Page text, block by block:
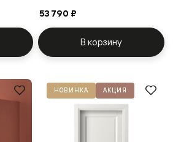
53 790 ₽
В корзину
НОВИНКА АКЦИЯ